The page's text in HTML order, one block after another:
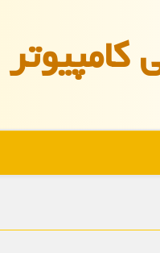
كامپیوتر